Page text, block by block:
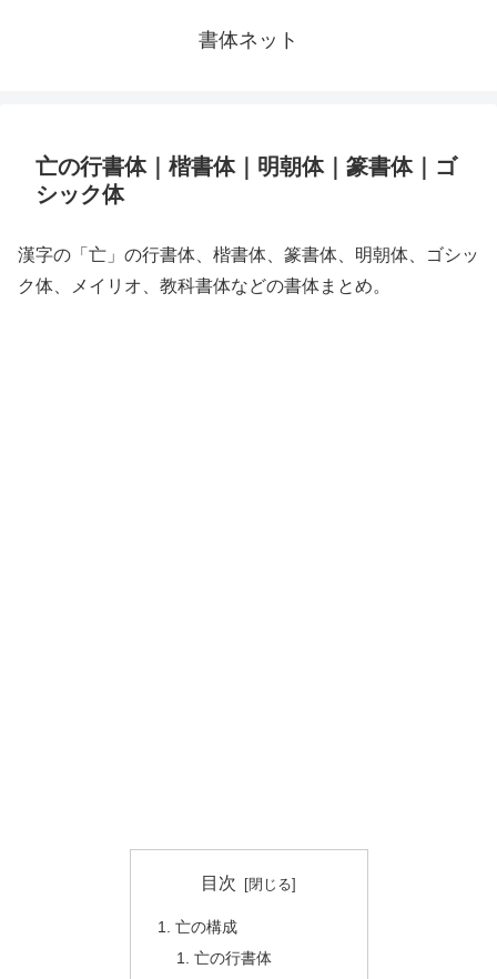
書体ネット
亡の行書体｜楷書体｜明朝体｜篆書体｜ゴ
シック体
漢字の「亡」の行書体、楷書体、篆書体、明朝体、ゴシッ
ク体、メイリオ、教科書体などの書体まとめ。
目次
亡の構成
亡の行書体